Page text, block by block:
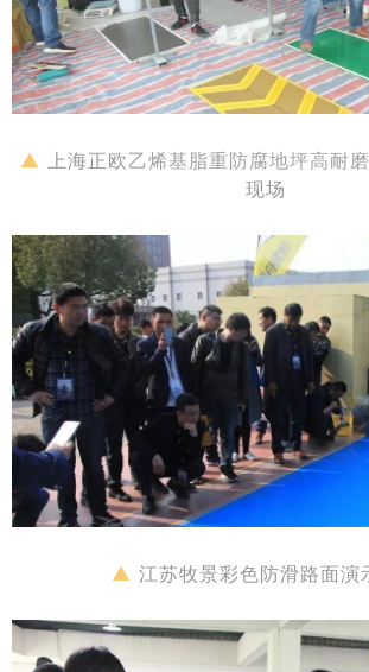
▲ 上海正欧乙烯基脂重防腐地坪高耐
现场
▲ 江苏牧景彩色防滑路面演